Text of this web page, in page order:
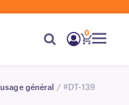
0
général / #DT-139